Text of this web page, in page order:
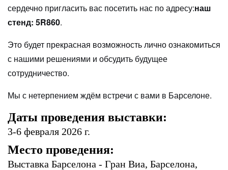
сердечно пригласить вас посетить нас по адресу:наш
стенд: 5R860.
Это будет прекрасная возможность лично ознакомиться
с нашими решениями и обсудить будущее
сотрудничество.
Мы с нетерпением ждём встречи с вами в Барселоне.
Даты проведения выставки:
3-6 февраля 2026 г.
Место проведения:
Выставка Барселона - Гран Виа, Барселона,